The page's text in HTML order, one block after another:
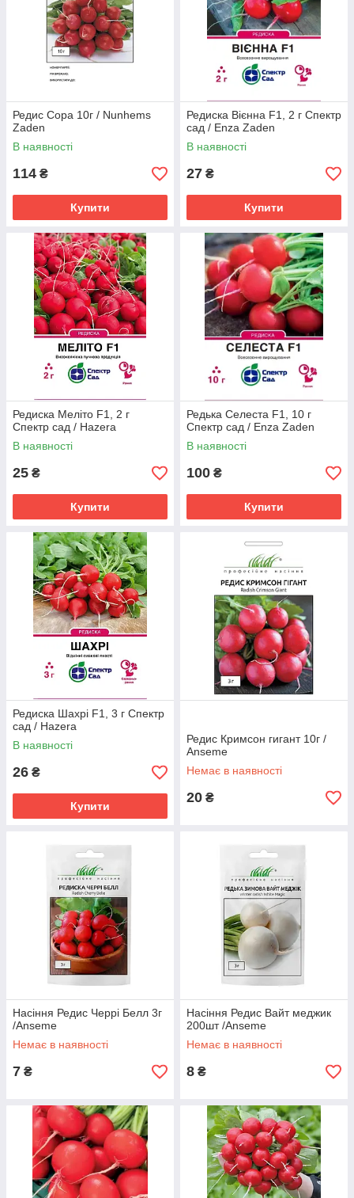
Редис Сора 10г / Nunhems
Zaden
В наявності
114 ₴
Купити
Редиска Вієнна F1, 2 г Спектр
сад / Enza Zaden
В наявності
27 ₴
Купити
Редиска Меліто F1, 2 г
Спектр сад / Hazera
В наявності
25 ₴
Купити
Редька Селеста F1, 10 г
Спектр сад / Enza Zaden
В наявності
100 ₴
Купити
Редиска Шахрі F1, 3 г Спектр
сад / Hazera
В наявності
26 ₴
Купити
Редис Кримсон гигант 10г /
Anseme
Немає в наявності
20 ₴
Насіння Редис Черрі Белл 3г
/Anseme
Немає в наявності
7 ₴
Насіння Редис Вайт меджик
200шт /Anseme
Немає в наявності
8 ₴